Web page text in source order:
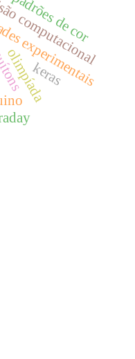
padrões de cor
experimentais
olimpíada
computacional
keras